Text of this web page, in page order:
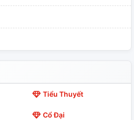
Tiểu Thuyết
Cổ Đại